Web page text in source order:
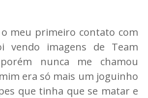
meu primeiro contato com
vendo imagens de Team
nunca me chamou
era só mais um joguinho
que tinha que se matar e